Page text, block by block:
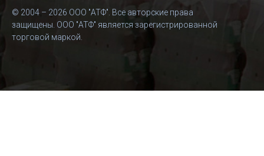
© 2004 – 2026 ООО "АТФ". Все авторские права
защищены. ООО "АТФ" является зарегистрированной
торговой маркой.